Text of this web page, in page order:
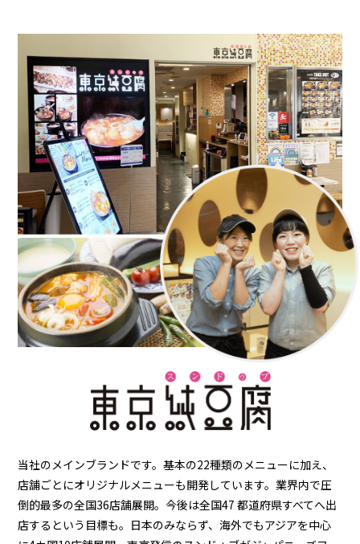
当社のメインブランドです。基本の22種類のメニューに加え、
店舗ごとにオリジナルメニューも開発しています。業界内で圧
倒的最多の全国36店舗展開。今後は全国47 都道府県すべてへ出
店するという目標も。日本のみならず、海外でもアジアを中心